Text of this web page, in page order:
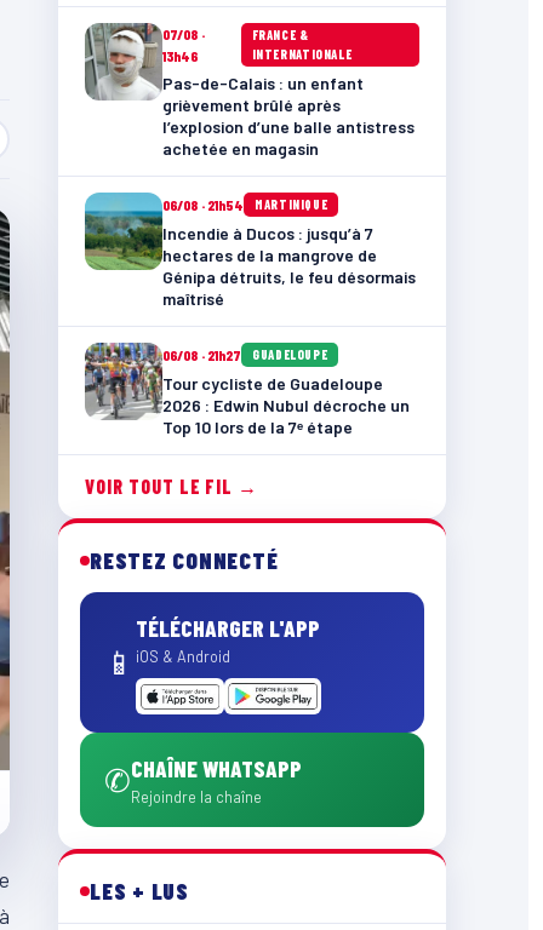
07/08 ·
13h46
FRANCE &
INTERNATIONALE
Pas-de-Calais : un enfant
grièvement brûlé après
l’explosion d’une balle antistress
achetée en magasin
06/08 · 21h54 MARTINIQUE
Incendie à Ducos : jusqu’à 7
hectares de la mangrove de
Génipa détruits, le feu désormais
maîtrisé
06/08 · 21h27 GUADELOUPE
Tour cycliste de Guadeloupe
2026 : Edwin Nubul décroche un
Top 10 lors de la 7ᵉ étape
VOIR TOUT LE FIL →
RESTEZ CONNECTÉ
📱
TÉLÉCHARGER L'APP
iOS & Android
✆CHAÎNE WHATSAPP
Rejoindre la chaîne
LES + LUS